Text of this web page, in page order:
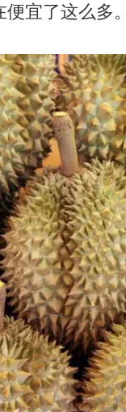
宜了这么多